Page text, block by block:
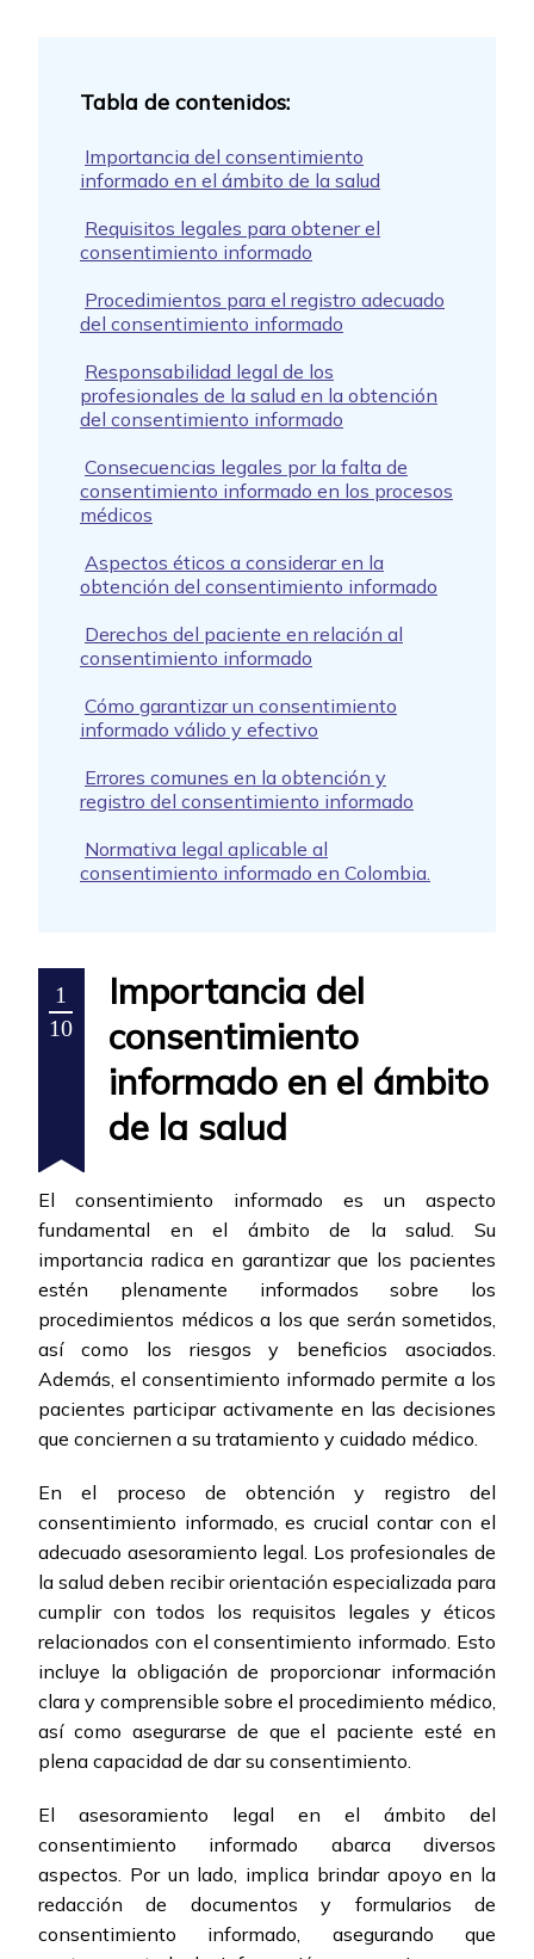
Importancia del consentimiento
informado en el ámbito de la salud
Requisitos legales para obtener el
consentimiento informado
Procedimientos para el registro adecuado
del consentimiento informado
Responsabilidad legal de los
profesionales de la salud en la obtención
del consentimiento informado
Consecuencias legales por la falta de
consentimiento informado en los procesos
médicos
Aspectos éticos a considerar en la
obtención del consentimiento informado
Derechos del paciente en relación al
consentimiento informado
Cómo garantizar un consentimiento
informado válido y efectivo
Errores comunes en la obtención y
registro del consentimiento informado
Normativa legal aplicable al
consentimiento informado en Colombia.
1
10
Importancia del
consentimiento
informado en el ámbito
de la salud
El consentimiento informado es un aspecto
fundamental en el ámbito de la salud. Su
importancia radica en garantizar que los pacientes
estén plenamente informados sobre los
procedimientos médicos a los que serán sometidos,
así como los riesgos y beneficios asociados.
Además, el consentimiento informado permite a los
pacientes participar activamente en las decisiones
que conciernen a su tratamiento y cuidado médico.
En el proceso de obtención y registro del
consentimiento informado, es crucial contar con el
adecuado asesoramiento legal. Los profesionales de
la salud deben recibir orientación especializada para
cumplir con todos los requisitos legales y éticos
relacionados con el consentimiento informado. Esto
incluye la obligación de proporcionar información
clara y comprensible sobre el procedimiento médico,
así como asegurarse de que el paciente esté en
plena capacidad de dar su consentimiento.
El asesoramiento legal en el ámbito del
consentimiento informado abarca diversos
aspectos. Por un lado, implica brindar apoyo en la
redacción de documentos y formularios de
consentimiento informado, asegurando que